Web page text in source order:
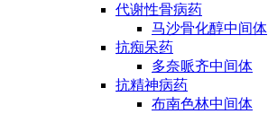
代谢性骨病药
马沙骨化醇中间体
抗痴呆药
多奈哌齐中间体
抗精神病药
布南色林中间体